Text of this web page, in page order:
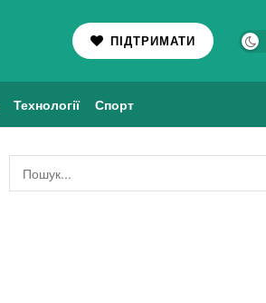
ПІДТРИМАТИ
Технології Спорт